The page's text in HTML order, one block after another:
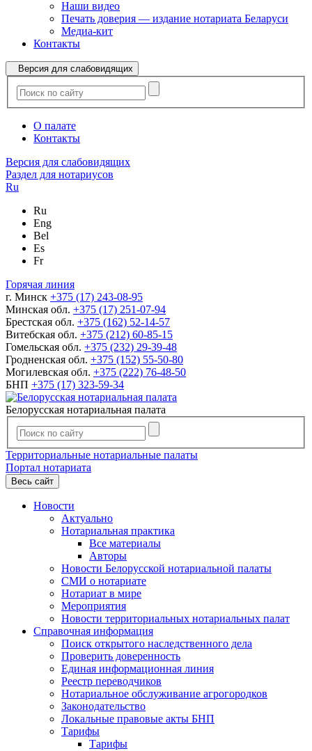
Наши видео
Печать доверия — издание нотариата Беларуси
Медиа-кит
Контакты
Версия для слабовидящих
О палате
Контакты
Версия для слабовидящих
Раздел для нотариусов
Ru
Ru
Eng
Bel
Es
Fr
Горячая линия
г. Минск +375 (17) 243-08-95
Минская обл. +375 (17) 251-07-94
Брестская обл. +375 (162) 52-14-57
Витебская обл. +375 (212) 60-85-15
Гомельская обл. +375 (232) 29-39-48
Гродненская обл. +375 (152) 55-50-80
Могилевская обл. +375 (222) 76-48-50
БНП +375 (17) 323-59-34
Белорусская нотариальная палата
Территориальные нотариальные палаты
Портал нотариата
Весь сайт
Новости
Актуально
Нотариальная практика
Все материалы
Авторы
Новости Белорусской нотариальной палаты
СМИ о нотариате
Нотариат в мире
Мероприятия
Новости территориальных нотариальных палат
Справочная информация
Поиск открытого наследственного дела
Проверить доверенность
Единая информационная линия
Реестр переводчиков
Нотариальное обслуживание агрогородков
Законодательство
Локальные правовые акты БНП
Тарифы
Тарифы